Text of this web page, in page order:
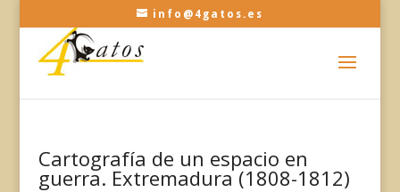
info@4gatos.es
Cartografía de un espacio en
guerra. Extremadura (1808-1812)